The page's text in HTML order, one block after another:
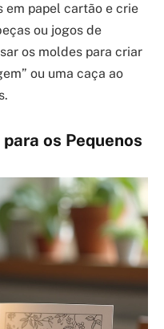
em papel cartão e crie
ou jogos de
os moldes para criar
ou uma caça ao
os Pequenos